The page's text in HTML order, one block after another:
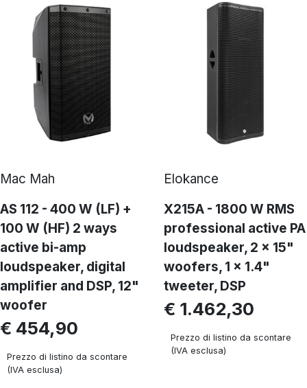
Mac Mah
AS 112 - 400 W (LF) +
100 W (HF) 2 ways
active bi-amp
loudspeaker, digital
amplifier and DSP, 12"
woofer
€ 454,90
Prezzo di listino da scontare
(IVA esclusa)
Elokance
X215A - 1800 W RMS
professional active PA
loudspeaker, 2 x 15"
woofers, 1 x 1.4"
tweeter, DSP
€ 1.462,30
Prezzo di listino da scontare
(IVA esclusa)